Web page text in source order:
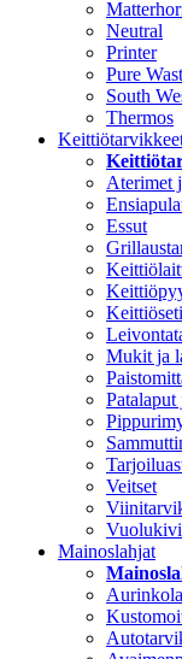
Neutral
Printer
Pure
South
Thermos
Aterimet
Essut
Mukit ja
Patalaput
Veitset
Mainoslahjat